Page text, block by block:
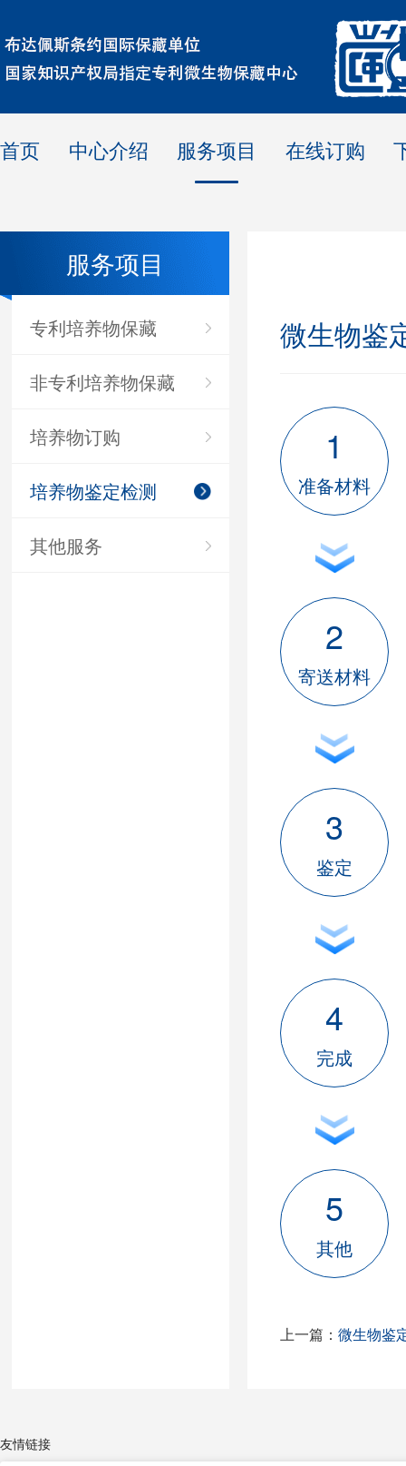
首页 中心介绍 服务项目 在线订购
服务项目
专利培养物保藏
非专利培养物保藏
培养物订购
培养物鉴定检测
其他服务
微生物
1
准备材料
2
寄送材料
3
鉴定
4
完成
5
其他
上一篇： 微生物鉴
友情链接